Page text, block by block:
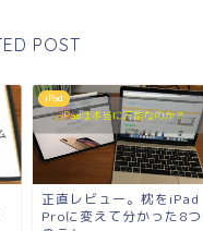
POST
iPad
正直レビュー。枕をiPad
Proに変えて分かった8つ